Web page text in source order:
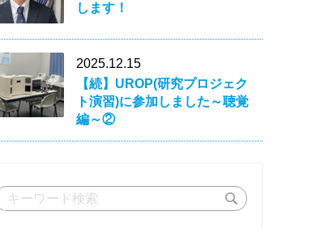
します！
2025.12.15
【続】UROP(研究プロジェク
ト演習)に参加しました～聴覚
編～②